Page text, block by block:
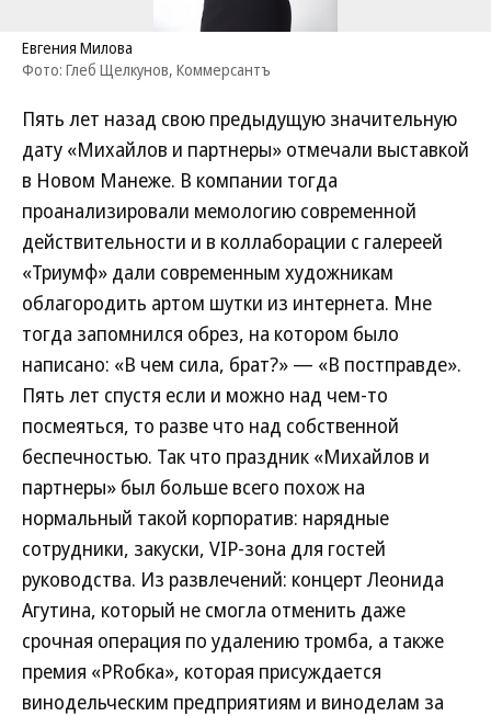
Евгения Милова
Фото: Глеб Щелкунов, Коммерсантъ
Пять лет назад свою предыдущую значительную
дату «Михайлов и партнеры» отмечали выставкой
в Новом Манеже. В компании тогда
проанализировали мемологию современной
действительности и в коллаборации с галереей
«Триумф» дали современным художникам
облагородить артом шутки из интернета. Мне
тогда запомнился обрез, на котором было
написано: «В чем сила, брат?» — «В постправде».
Пять лет спустя если и можно над чем-то
посмеяться, то разве что над собственной
беспечностью. Так что праздник «Михайлов и
партнеры» был больше всего похож на
нормальный такой корпоратив: нарядные
сотрудники, закуски, VIP-зона для гостей
руководства. Из развлечений: концерт Леонида
Агутина, который не смогла отменить даже
срочная операция по удалению тромба, а также
премия «PRобка», которая присуждается
винодельческим предприятиям и виноделам за